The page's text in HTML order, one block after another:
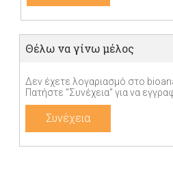
Θέλω να γίνω μέλος
Δεν έχετε λογαριασμό στο
Πατήστε "Συνέχεια" για να